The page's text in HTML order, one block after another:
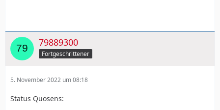
79889300
Fortgeschrittener
5. November 2022 um 08:18
Status Quosens: